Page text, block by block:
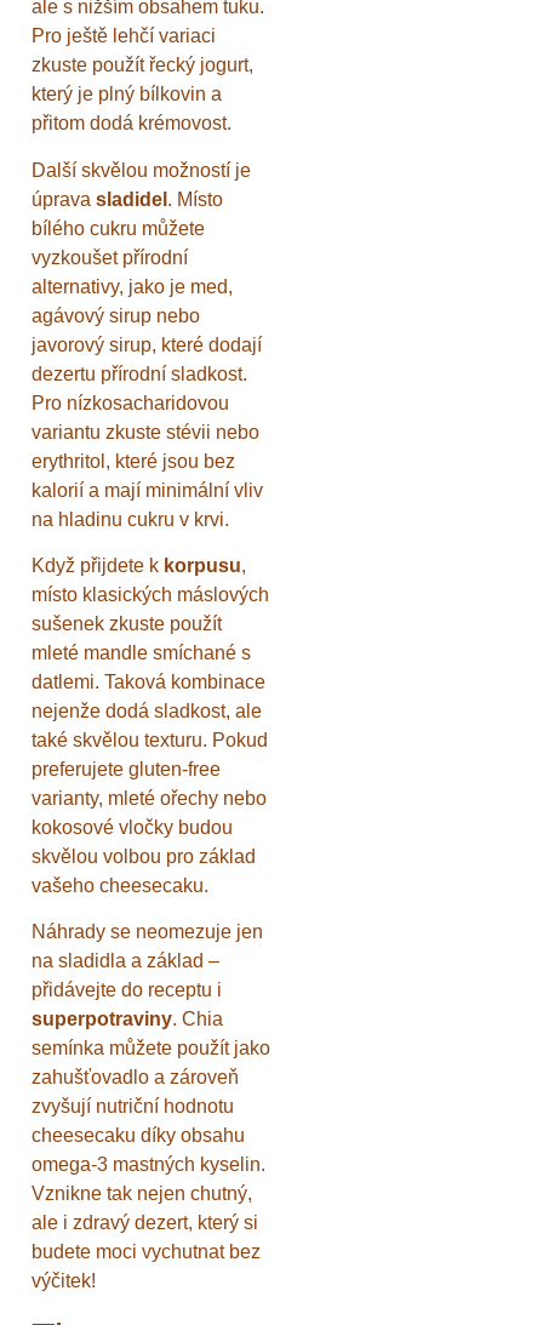
ale s nižším obsahem tuku.
Pro ještě lehčí variaci
zkuste použít řecký jogurt,
který je plný bílkovin a
přitom dodá krémovost.
Další skvělou možností je
úprava sladidel . Místo
bílého cukru můžete
vyzkoušet přírodní
alternativy, jako je med,
agávový sirup nebo
javorový sirup, které dodají
dezertu přírodní sladkost.
Pro nízkosacharidovou
variantu zkuste stévii nebo
erythritol, které jsou bez
kalorií a mají minimální vliv
na hladinu cukru v krvi.
Když přijdete k korpusu,
místo klasických máslových
sušenek zkuste použít
mleté mandle smíchané s
datlemi. Taková kombinace
nejenže dodá sladkost, ale
také skvělou texturu. Pokud
preferujete gluten-free
varianty, mleté ořechy nebo
kokosové vločky budou
skvělou volbou pro základ
vašeho cheesecaku.
Náhrady se neomezuje jen
na sladidla a základ –
přidávejte do receptu i
superpotraviny. Chia
semínka můžete použít jako
zahušťovadlo a zároveň
zvyšují nutriční hodnotu
cheesecaku díky obsahu
omega-3 mastných kyselin.
Vznikne tak nejen chutný,
ale i zdravý dezert, který si
budete moci vychutnat bez
výčitek!